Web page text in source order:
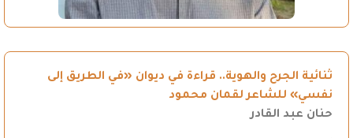
ثنائية الجرح والهوية.. قراءة في ديوان «في الطريق إلى
نفسي» للشاعر لقمان محمود
حنان عبد القادر